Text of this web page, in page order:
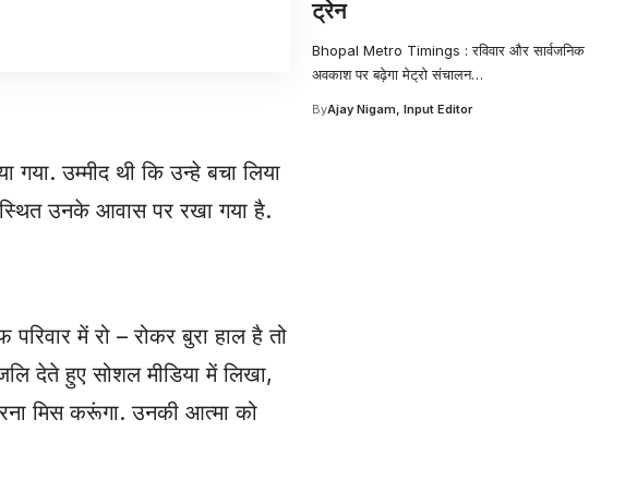
उम्मीद थी कि उन्हे बचा लिया
स्थित उनके आवास पर रखा गया है.
में रो – रोकर बुरा हाल है तो
देते हुए सोशल मीडिया में लिखा,
मिस करूंगा. उनकी आत्मा को
ट्रेन
Bhopal Metro Timings : रविवार और सार्वजनिक
अवकाश पर बढ़ेगा मेट्रो संचालन…
ByAjay Nigam, Input Editor